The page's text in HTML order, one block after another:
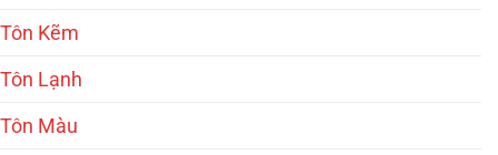
Tôn Kẽm
Tôn Lạnh
Tôn Màu